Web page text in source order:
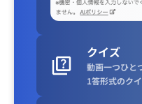
クイズ
動画一つひと
1答形式のク